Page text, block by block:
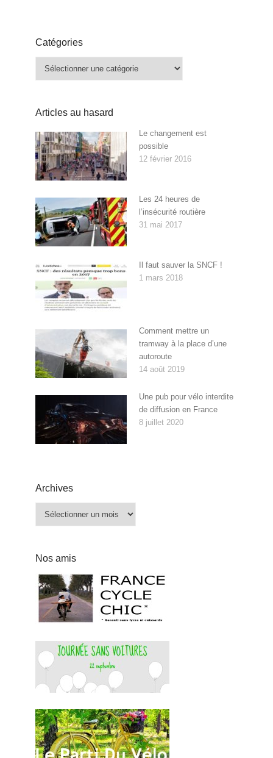
Catégories
Catégories
Articles au hasard
Le changement est
possible
12 février 2016
Les 24 heures de
l’insécurité routière
31 mai 2017
Il faut sauver la SNCF !
1 mars 2018
Comment mettre un
tramway à la place d’une
autoroute
14 août 2019
Une pub pour vélo interdite
de diffusion en France
8 juillet 2020
Archives
Archives
Nos amis